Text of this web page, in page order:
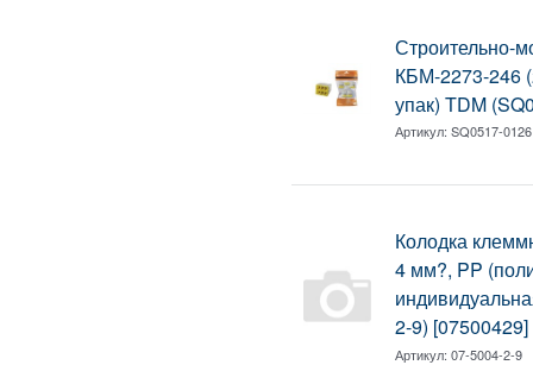
Строительно-
КБМ-2273-246
упак) TDM
Артикул:SQ0517-0126
Колодка
4 мм?, PP
2-9) [07500429]
Артикул:07-5004-2-9